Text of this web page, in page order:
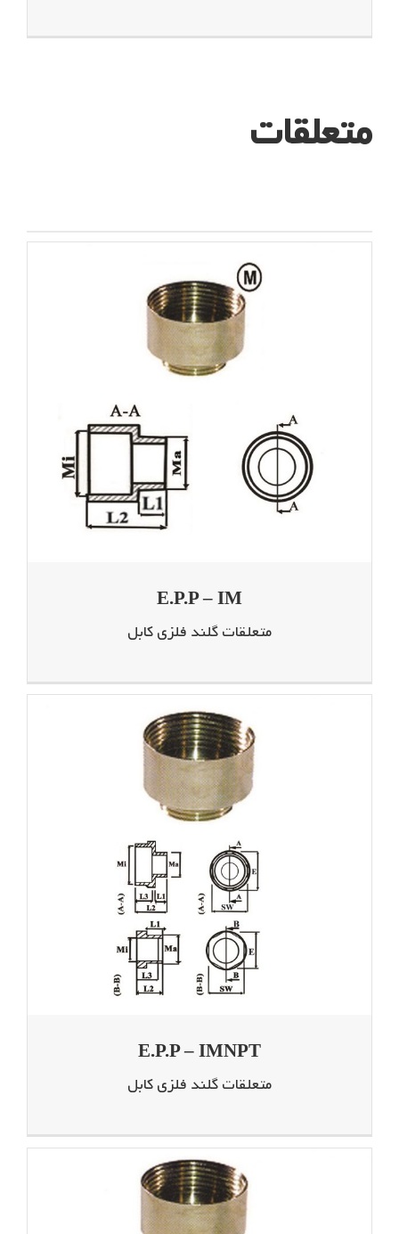
متعلقات
E.P.P – IM
متعلقات گلند فلزی کابل
E.P.P – IMNPT
متعلقات گلند فلزی کابل